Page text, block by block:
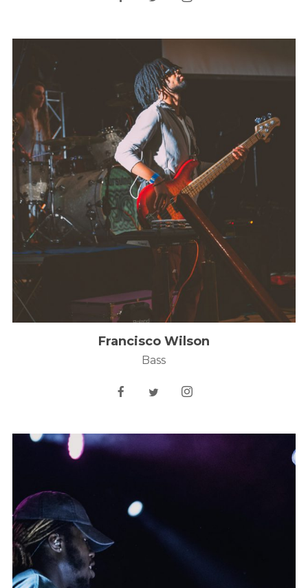
Francisco Wilson
Bass